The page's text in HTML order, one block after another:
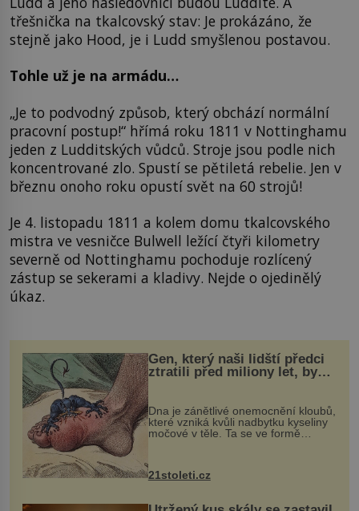
třešnička na tkalcovský stav: Je prokázáno, že
stejně jako Hood, je i Ludd smyšlenou postavou.
Tohle už je na armádu…
„Je to podvodný způsob, který obchází normální
pracovní postup!“ hřímá roku 1811 v Nottinghamu
jeden z Ludditských vůdců. Stroje jsou podle nich
koncentrované zlo. Spustí se pětiletá rebelie. Jen v
březnu onoho roku opustí svět na 60 strojů!
Je 4. listopadu 1811 a kolem domu tkalcovského
mistra ve vesničce Bulwell ležící čtyři kilometry
severně od Nottinghamu pochoduje rozlícený
zástup se sekerami a kladivy. Nejde o ojedinělý
úkaz.
Gen, který naši lidští předci
ztratili před miliony let, by
mohl pomoci s léčbou
„nemoci králů“
Dna je zánětlivé onemocnění kloubů,
které vzniká kvůli nadbytku kyseliny
močové v těle. Ta se ve formě
nohou, a způsobuje bole...
21stoleti.cz